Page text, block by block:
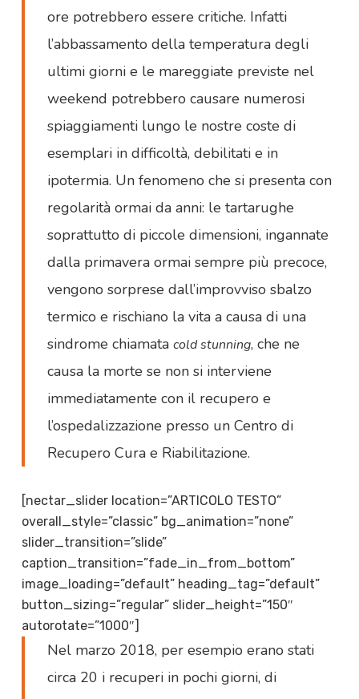
ore potrebbero essere critiche. Infatti
l’abbassamento della temperatura degli
ultimi giorni e le mareggiate previste nel
weekend potrebbero causare numerosi
spiaggiamenti lungo le nostre coste di
esemplari in difficoltà, debilitati e in
ipotermia. Un fenomeno che si presenta con
regolarità ormai da anni: le tartarughe
soprattutto di piccole dimensioni, ingannate
dalla primavera ormai sempre più precoce,
vengono sorprese dall’improvviso sbalzo
termico e rischiano la vita a causa di una
sindrome chiamatacold stunning, che ne
causa la morte se non si interviene
immediatamente con il recupero e
l’ospedalizzazione presso un Centro di
Recupero Cura e Riabilitazione.
[nectar_slider location=”ARTICOLO TESTO”
overall_style=”classic” bg_animation=”none”
slider_transition=”slide”
caption_transition=”fade_in_from_bottom”
image_loading=”default” heading_tag=”default”
button_sizing=”regular” slider_height=”150″
autorotate=”1000″]
Nel marzo 2018, per esempio erano stati
circa 20 i recuperi in pochi giorni, di